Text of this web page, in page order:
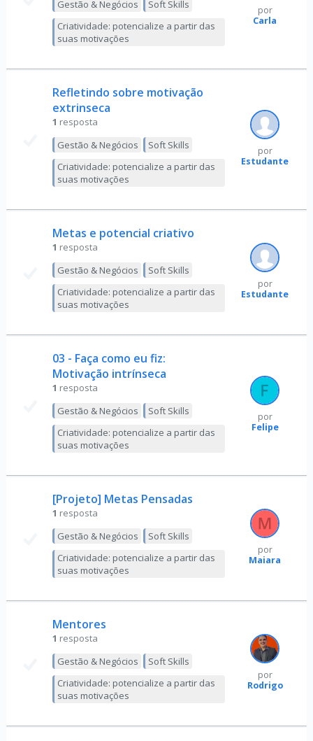
Gestão & Negócios
Soft Skills
Criatividade: potencialize a partir das
suas motivações
por
Carla
Refletindo sobre motivação
extrinseca
1 resposta
Gestão & Negócios
Soft Skills
Criatividade: potencialize a partir das
suas motivações
por
Estudante
Metas e potencial criativo
1 resposta
Gestão & Negócios
Soft Skills
Criatividade: potencialize a partir das
suas motivações
por
Estudante
03 - Faça como eu fiz:
Motivação intrínseca
1 resposta
Gestão & Negócios
Soft Skills
Criatividade: potencialize a partir das
suas motivações
por
Felipe
[Projeto] Metas Pensadas
1 resposta
Gestão & Negócios
Soft Skills
Criatividade: potencialize a partir das
suas motivações
por
Maiara
Mentores
1 resposta
Gestão & Negócios
Soft Skills
Criatividade: potencialize a partir das
suas motivações
por
Rodrigo